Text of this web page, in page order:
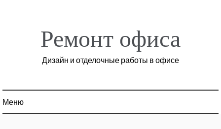
Ремонт офиса
Дизайн и отделочные работы в офисе
Меню